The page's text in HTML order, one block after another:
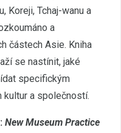
Koreji, Tchaj-wanu a
a
částech Asie. Kniha
se nastínit, jaké
specifickým
kultur a společností.
New Museum Practice